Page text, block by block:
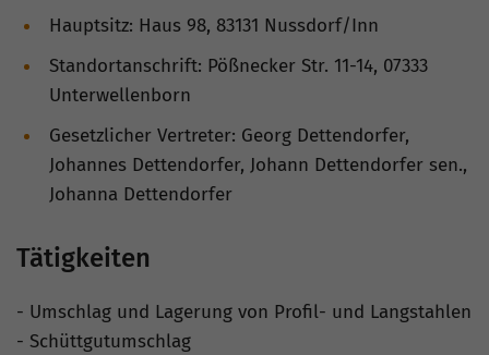
Hauptsitz: Haus 98, 83131 Nussdorf/Inn
Standortanschrift: Pößnecker Str. 11-14, 07333
Unterwellenborn
Gesetzlicher Vertreter: Georg Dettendorfer,
Johannes Dettendorfer, Johann Dettendorfer sen.,
Johanna Dettendorfer
Tätigkeiten
- Umschlag und Lagerung von Profil- und Langstahlen
- Schüttgutumschlag